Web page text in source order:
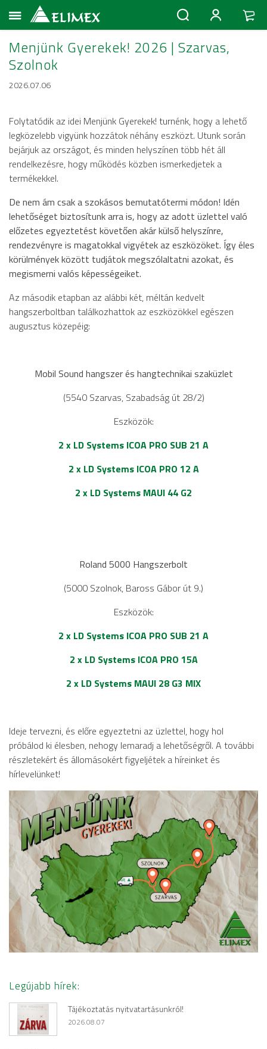
Menjünk Gyerekek! 2026 | Szarvas,
Szolnok
2026.07.06
Folytatódik az idei Menjünk Gyerekek! turnénk, hogy a lehető
legközelebb vigyünk hozzátok néhány eszközt. Utunk során
bejárjuk az országot, és minden helyszínen több hét áll
rendelkezésre, hogy működés közben ismerkedjetek a
termékekkel.
De nem ám csak a szokásos bemutatótermi módon! Idén
lehetőséget biztosítunk arra is, hogy az adott üzlettel való
előzetes egyeztetést követően akár külső helyszínre,
rendezvényre is magatokkal vigyétek az eszközöket. Így éles
körülmények között tudjátok megszólaltatni azokat, és
megismerni valós képességeiket.
Az második etapban az alábbi két, méltán kedvelt
hangszerboltban találkozhattok az eszközökkel egészen
augusztus közepéig:
Mobil Sound hangszer és hangtechnikai szaküzlet
(5540 Szarvas, Szabadság út 28/2)
Eszközök:
2 x LD Systems ICOA PRO SUB 21 A
2 x LD Systems ICOA PRO 12 A
2 x LD Systems MAUI 44 G2
Roland 5000 Hangszerbolt
(5000 Szolnok, Baross Gábor út 9.)
Eszközök:
2 x LD Systems ICOA PRO SUB 21 A
2 x LD Systems ICOA PRO 15A
2 x LD Systems MAUI 28 G3 MIX
Ideje tervezni, és előre egyeztetni az üzlettel, hogy hol
próbálod ki élesben, nehogy lemaradj a lehetőségről. A további
részletekért és állomásokért figyeljétek a híreinket és
hírlevelünket!
Legújabb hírek:
Tájékoztatás nyitvatartásunkról!
2026.08.07